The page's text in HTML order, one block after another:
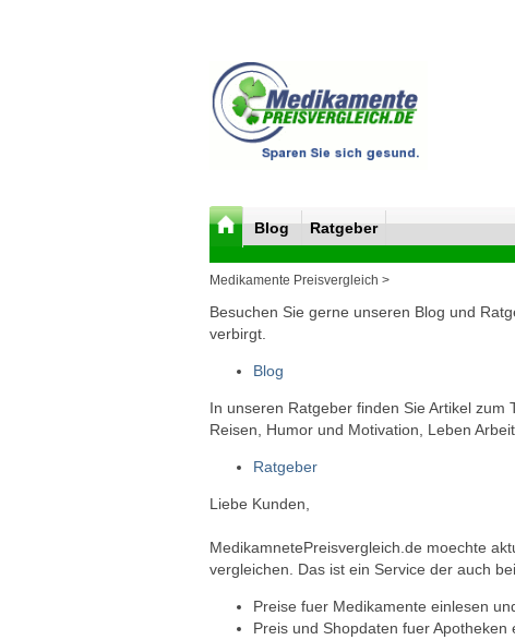
Blog Ratgeber
Medikamente Preisvergleich >
Besuchen Sie gerne unseren Blog und
verbirgt.
Blog
In unseren Ratgeber finden Sie Artikel
Reisen, Humor und Motivation, Leben
Ratgeber
Liebe Kunden,
MedikamnetePreisvergleich.de moechte
vergleichen. Das ist ein Service der auch
Preise fuer Medikamente einlesen
Preis und Shopdaten fuer Apotheken